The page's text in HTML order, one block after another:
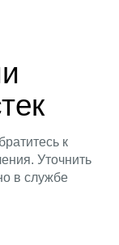
к
Уточнить
в службе